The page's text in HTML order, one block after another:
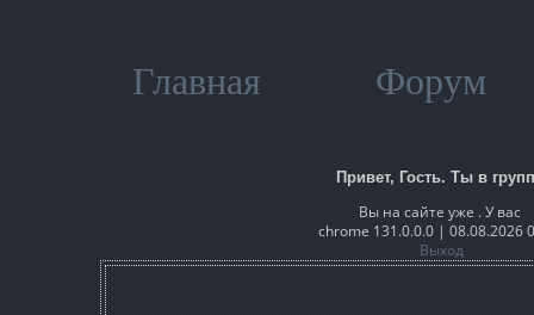
Главная Форум
Привет, Гость. Ты в
Вы на сайте уже . У вас
chrome 131.0.0.0 | 08.08.2026
Выход